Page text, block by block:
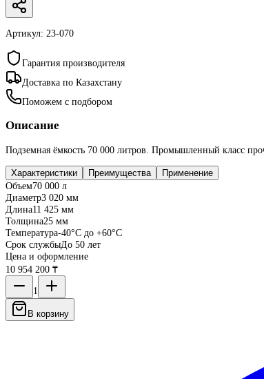
Артикул: 23-070
Гарантия производителя
Доставка по Казахстану
Поможем с подбором
Описание
Подземная ёмкость 70 000 литров. Промышленный класс
Характеристики Преимущества Применение
Объем70 000 л
Диаметр3 020 мм
Длина11 425 мм
Толщина25 мм
Температура-40°C до +60°C
Срок службыДо 50 лет
Цена и оформление
10 954 200 ₸
1
В корзину